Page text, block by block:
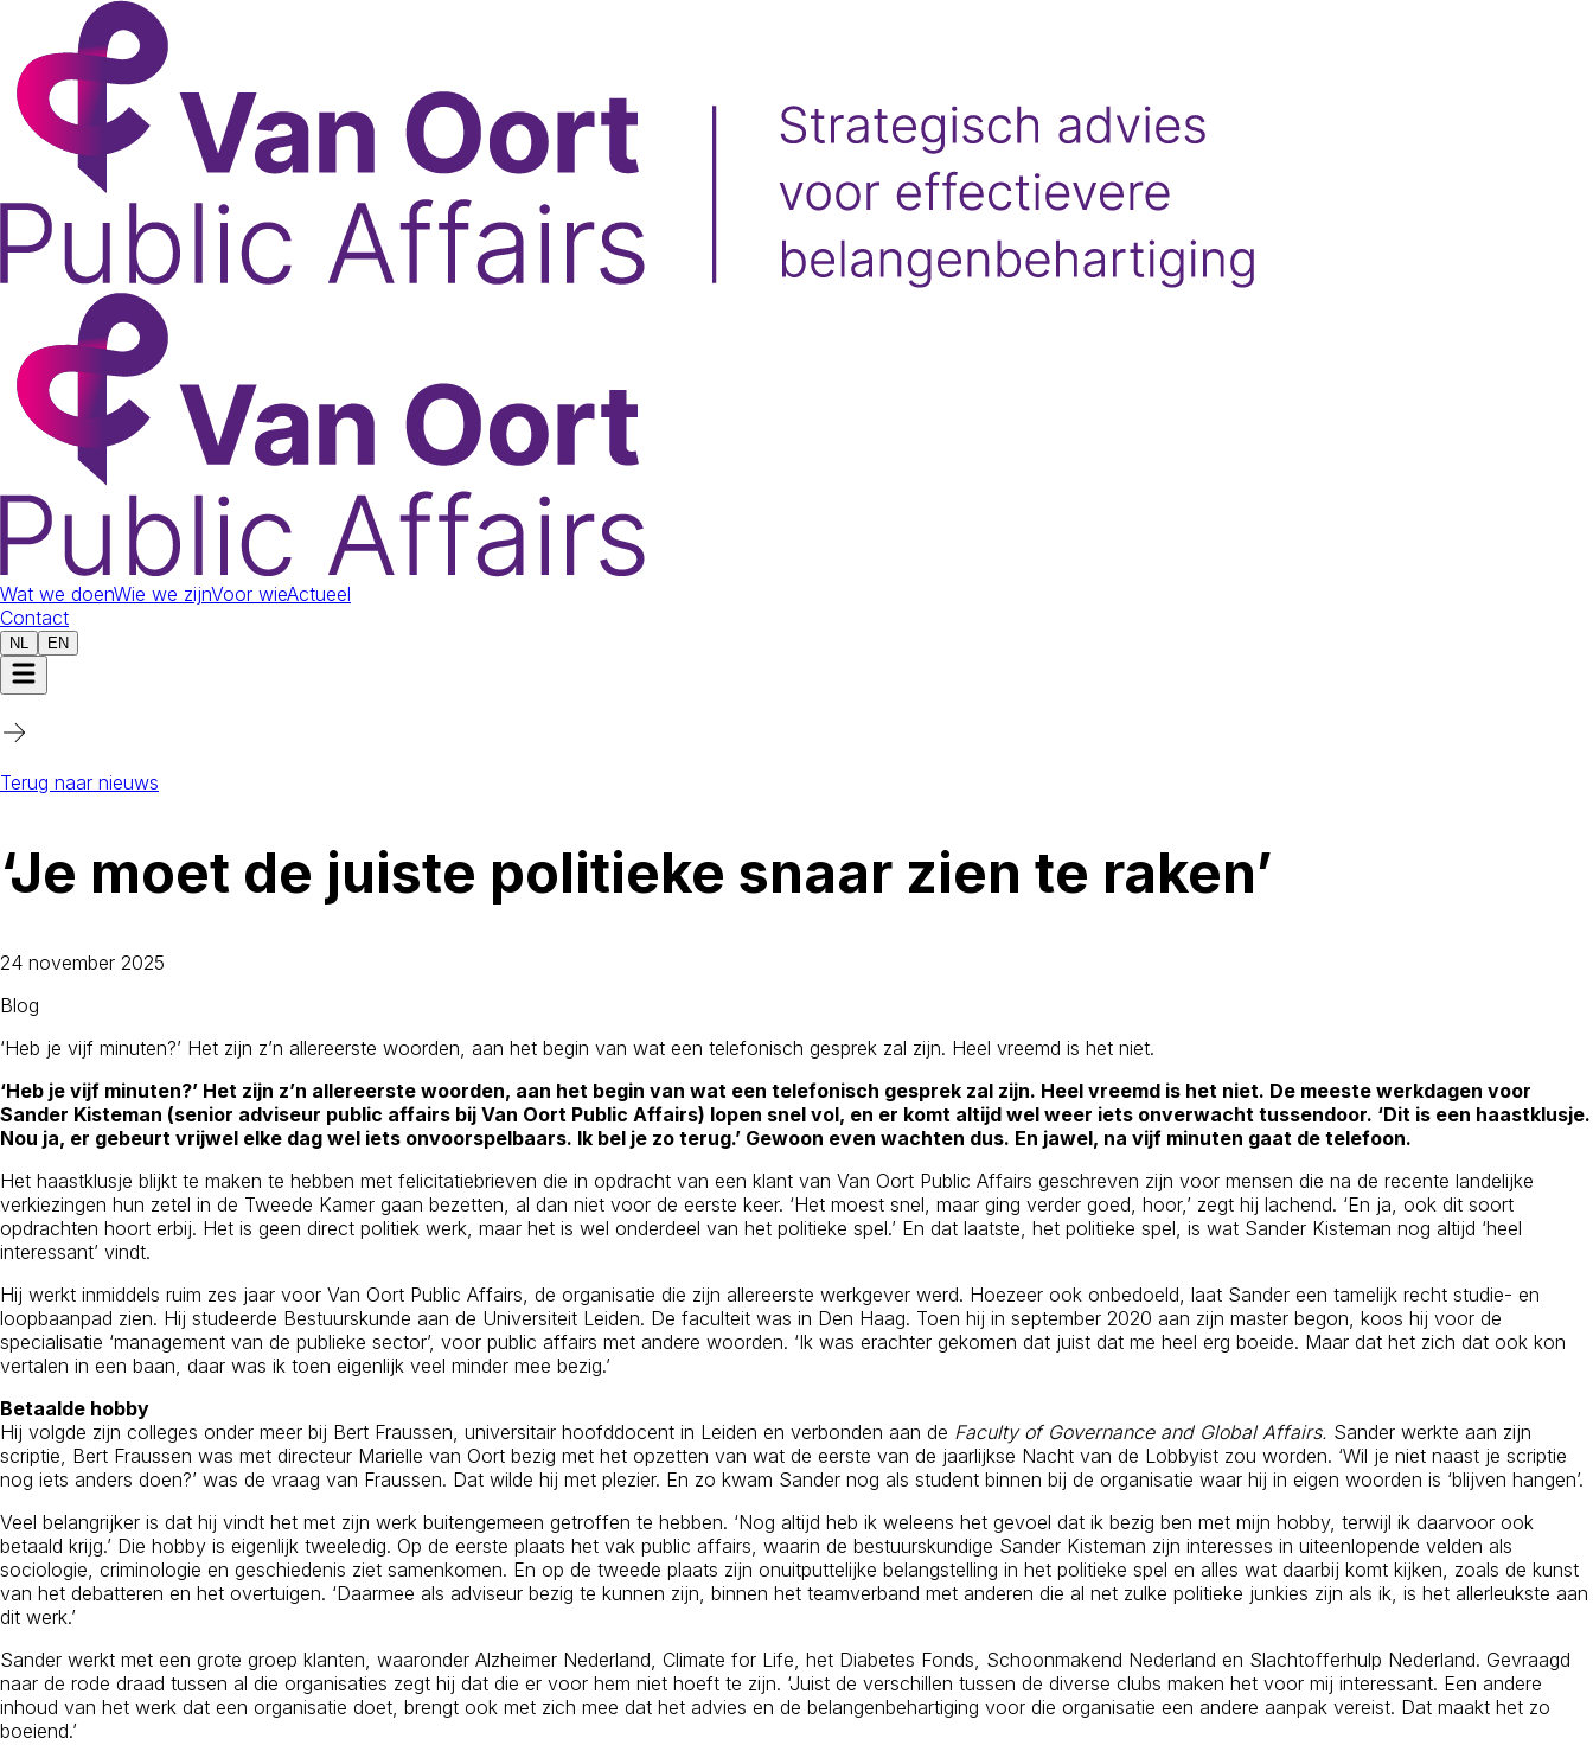
Wat we doenWie we zijnVoor wieActueel
Contact
NL EN
Terug naar nieuws
‘Je moet de juiste politieke snaar zien te raken’
24 november 2025
Blog
‘Heb je vijf minuten?’ Het zijn z’n allereerste woorden, aan het begin van wat een telefonisch gesprek zal zijn. Heel vreemd is het niet.
‘Heb je vijf minuten?’ Het zijn z’n allereerste woorden, aan het begin van wat een telefonisch gesprek zal zijn. Heel vreemd is het niet. De meeste werkdagen voor
Sander Kisteman (senior adviseur public affairs bij Van Oort Public Affairs) lopen snel vol, en er komt altijd wel weer iets onverwacht tussendoor. ‘Dit is een haastklusje.
Nou ja, er gebeurt vrijwel elke dag wel iets onvoorspelbaars. Ik bel je zo terug.’ Gewoon even wachten dus. En jawel, na vijf minuten gaat de telefoon.
Het haastklusje blijkt te maken te hebben met felicitatiebrieven die in opdracht van een klant van Van Oort Public Affairs geschreven zijn voor mensen die na de recente landelijke
verkiezingen hun zetel in de Tweede Kamer gaan bezetten, al dan niet voor de eerste keer. ‘Het moest snel, maar ging verder goed, hoor,’ zegt hij lachend. ‘En ja, ook dit soort
opdrachten hoort erbij. Het is geen direct politiek werk, maar het is wel onderdeel van het politieke spel.’ En dat laatste, het politieke spel, is wat Sander Kisteman nog altijd ‘heel
interessant’ vindt.
Hij werkt inmiddels ruim zes jaar voor Van Oort Public Affairs, de organisatie die zijn allereerste werkgever werd. Hoezeer ook onbedoeld, laat Sander een tamelijk recht studie- en
loopbaanpad zien. Hij studeerde Bestuurskunde aan de Universiteit Leiden. De faculteit was in Den Haag. Toen hij in september 2020 aan zijn master begon, koos hij voor de
specialisatie ‘management van de publieke sector’, voor public affairs met andere woorden. ‘Ik was erachter gekomen dat juist dat me heel erg boeide. Maar dat het zich dat ook kon
vertalen in een baan, daar was ik toen eigenlijk veel minder mee bezig.’
Betaalde hobby
Hij volgde zijn colleges onder meer bij Bert Fraussen, universitair hoofddocent in Leiden en verbonden aan de Faculty of Governance and Global Affairs. Sander werkte aan zijn
scriptie, Bert Fraussen was met directeur Marielle van Oort bezig met het opzetten van wat de eerste van de jaarlijkse Nacht van de Lobbyist zou worden. ‘Wil je niet naast je scriptie
nog iets anders doen?’ was de vraag van Fraussen. Dat wilde hij met plezier. En zo kwam Sander nog als student binnen bij de organisatie waar hij in eigen woorden is ‘blijven hangen’.
Veel belangrijker is dat hij vindt het met zijn werk buitengemeen getroffen te hebben. ‘Nog altijd heb ik weleens het gevoel dat ik bezig ben met mijn hobby, terwijl ik daarvoor ook
betaald krijg.’ Die hobby is eigenlijk tweeledig. Op de eerste plaats het vak public affairs, waarin de bestuurskundige Sander Kisteman zijn interesses in uiteenlopende velden als
sociologie, criminologie en geschiedenis ziet samenkomen. En op de tweede plaats zijn onuitputtelijke belangstelling in het politieke spel en alles wat daarbij komt kijken, zoals de kunst
van het debatteren en het overtuigen. ‘Daarmee als adviseur bezig te kunnen zijn, binnen het teamverband met anderen die al net zulke politieke junkies zijn als ik, is het allerleukste aan
dit werk.’
Sander werkt met een grote groep klanten, waaronder Alzheimer Nederland, Climate for Life, het Diabetes Fonds, Schoonmakend Nederland en Slachtofferhulp Nederland. Gevraagd
naar de rode draad tussen al die organisaties zegt hij dat die er voor hem niet hoeft te zijn. ‘Juist de verschillen tussen de diverse clubs maken het voor mij interessant. Een andere
inhoud van het werk dat een organisatie doet, brengt ook met zich mee dat het advies en de belangenbehartiging voor die organisatie een andere aanpak vereist. Dat maakt het zo
boeiend.’